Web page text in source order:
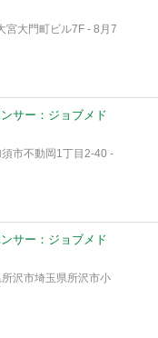
宮大門町ビル7F - 8月7
サー：ジョブメド
市不動岡1丁目2-40 -
サー：ジョブメド
沢市埼玉県所沢市小